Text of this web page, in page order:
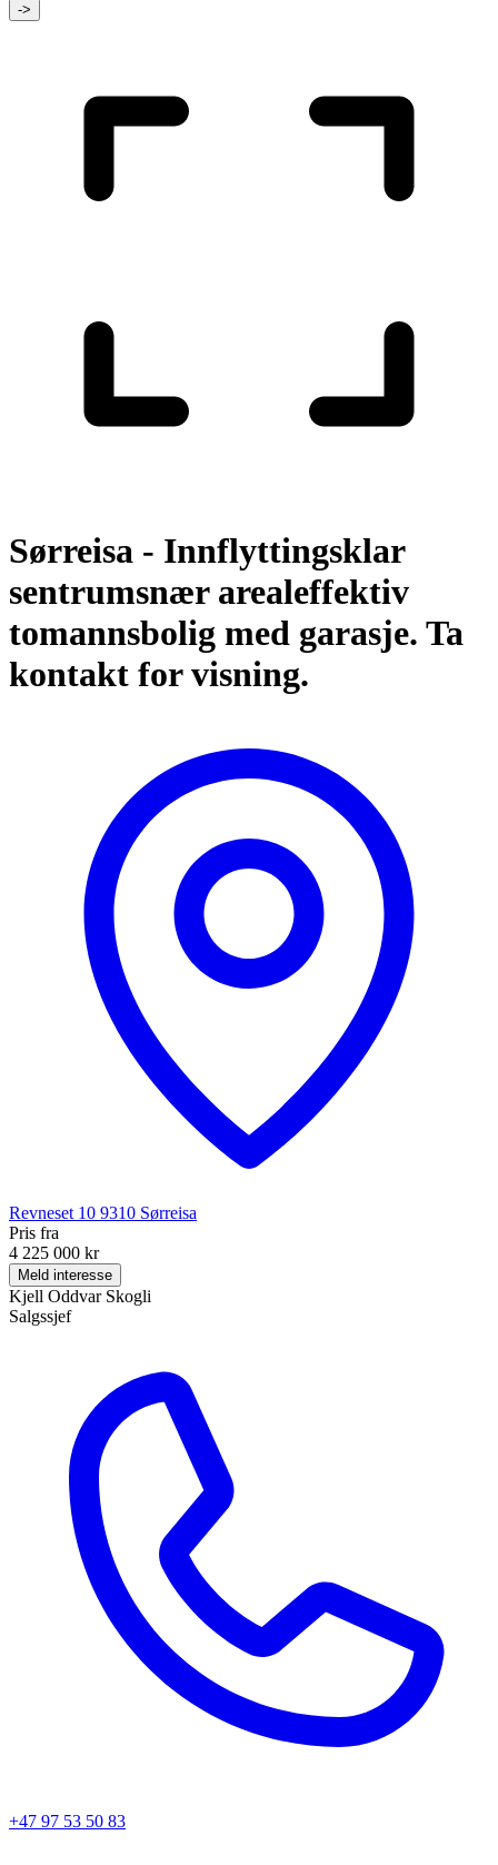
->
Sørreisa - Innflyttingsklar
sentrumsnær arealeffektiv
tomannsbolig med garasje. Ta
kontakt for visning.
Revneset 10 9310 Sørreisa
Pris fra
4 225 000 kr
Meld interesse
Kjell Oddvar Skogli
Salgssjef
+47 97 53 50 83